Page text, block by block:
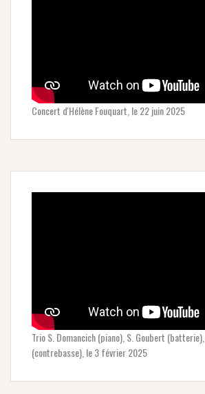
Concert d'Hélène Fouquart, le 22 juin 2025
Trio S. Domancich (piano), S. Goubert
(contrebasse), le 3 février 2025